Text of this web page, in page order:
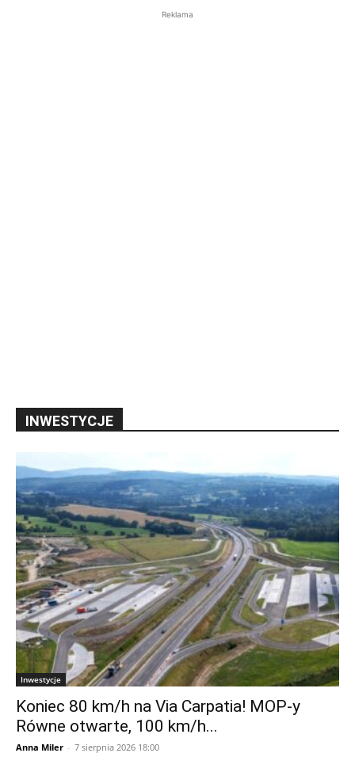
Reklama
INWESTYCJE
Inwestycje
Koniec 80 km/h na Via Carpatia! MOP-y
Równe otwarte, 100 km/h...
Anna Miler - 7 sierpnia 2026 18:00